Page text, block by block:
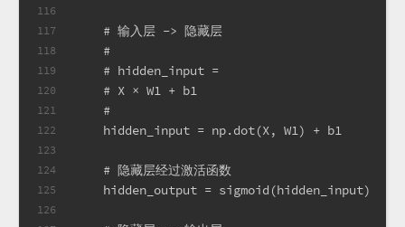
116
117
118
119
120
121
122
123
124
125
126
    # 输入层 -> 隐藏层
    #
    # hidden_input =
    # X × W1 + b1
    #
    hidden_input = np.dot(X, W1) + b1
    # 隐藏层经过激活函数
    hidden_output = sigmoid(hidden_input)